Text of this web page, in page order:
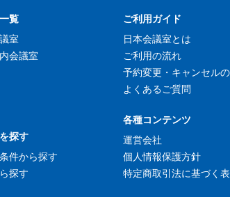
覧
室
会議室
探す
件から探す
探す
ご利用ガイド
日本会議室とは
ご利用の流れ
予約変更・キャンセル
よくあるご質問
各種コンテンツ
運営会社
個人情報保護方針
特定商取引法に基づく